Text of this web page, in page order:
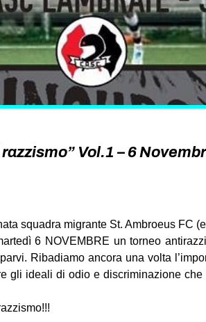
Vol.1 – 6
squadra migrante St. Ambroeus FC
6 NOVEMBRE un torneo
Ribadiamo ancora una volta
gli ideali di odio e discriminazione